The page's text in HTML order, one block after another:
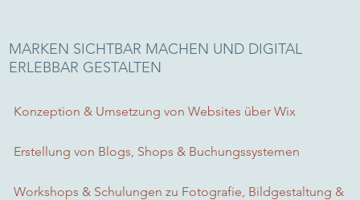
MARKEN SICHTBAR MACHEN UND DIGITAL
ERLEBBAR GESTALTEN
Konzeption & Umsetzung von Websites über Wix
Erstellung von Blogs, Shops & Buchungssystemen
Workshops & Schulungen zu Fotografie, Bildgestaltung &